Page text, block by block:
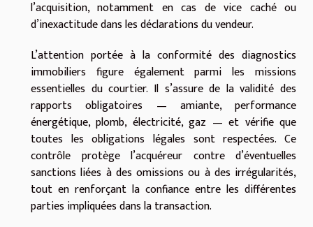
l’acquisition, notamment en cas de vice caché ou
d’inexactitude dans les déclarations du vendeur.
L’attention portée à la conformité des diagnostics
immobiliers figure également parmi les missions
essentielles du courtier. Il s’assure de la validité des
rapports obligatoires — amiante, performance
énergétique, plomb, électricité, gaz — et vérifie que
toutes les obligations légales sont respectées. Ce
contrôle protège l’acquéreur contre d’éventuelles
sanctions liées à des omissions ou à des irrégularités,
tout en renforçant la confiance entre les différentes
parties impliquées dans la transaction.